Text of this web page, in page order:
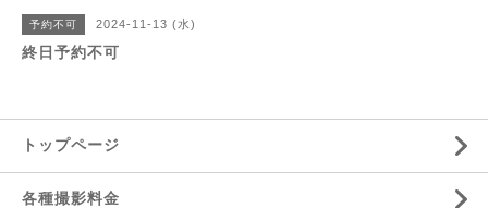
予約不可 2024-11-13 (水)
終日予約不可
トップページ
各種撮影料金